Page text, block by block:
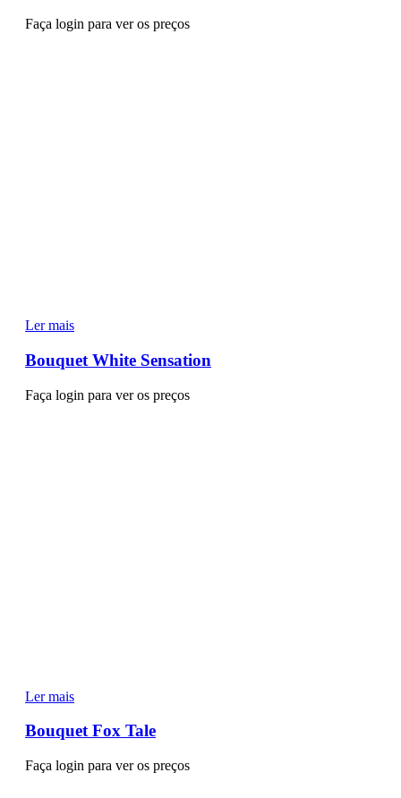
Faça login para ver os preços
Ler mais
Bouquet White Sensation
Faça login para ver os preços
Ler mais
Bouquet Fox Tale
Faça login para ver os preços